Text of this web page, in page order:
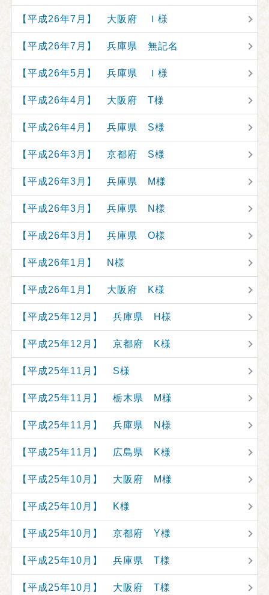
【平成26年7月】 大阪府 Ｉ様
【平成26年7月】 兵庫県 無記名
【平成26年5月】 兵庫県 Ｉ様
【平成26年4月】 大阪府 T様
【平成26年4月】 兵庫県 S様
【平成26年3月】 京都府 S様
【平成26年3月】 兵庫県 M様
【平成26年3月】 兵庫県 N様
【平成26年3月】 兵庫県 O様
【平成26年1月】 N様
【平成26年1月】 大阪府 K様
【平成25年12月】 兵庫県 H様
【平成25年12月】 京都府 K様
【平成25年11月】 S様
【平成25年11月】 栃木県 M様
【平成25年11月】 兵庫県 N様
【平成25年11月】 広島県 K様
【平成25年10月】 大阪府 M様
【平成25年10月】 K様
【平成25年10月】 京都府 Y様
【平成25年10月】 兵庫県 T様
【平成25年10月】 大阪府 T様